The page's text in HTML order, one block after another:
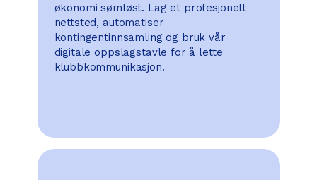
økonomi sømløst. Lag et profesjonelt
nettsted, automatiser
kontingentinnsamling og bruk vår
digitale oppslagstavle for å lette
klubbkommunikasjon.